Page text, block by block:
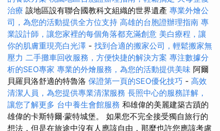
治療 該地區設有聯合國教科文組織的世界遺產 專業外燴公
司，為您的活動提供全方位支持 高雄的台胞證辦理指南 專
業設計師，讓您家裡的每個角落都充滿創意 美白療程，讓
你的肌膚重現亮白光澤 - 找到合適的搬家公司，輕鬆搬家無
壓力 二手攤車回收服務，方便快捷的解決方案 專注數據分
析的SEO專家 專業的外燴服務，為您的活動提供美味 阿爾
貝羅貝洛舒適的特魯洛 保證第一頁的SEO優化技巧 - 高效
清潔人員，為您提供專業清潔服務 長照中心的服務詳解，
讓您了解更多 台中養生會館服務 和雄偉的美麗建築古蹟的
雄偉的卡斯特爾·蒙特城堡。 如果您不完全接受獨自旅行的
想法，但是在旅途中沒有人應該自由，那麼也許您應該考慮